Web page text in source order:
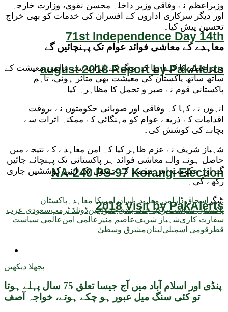
71st Independence Day 14th
august 2018 Report by PakAlerts
NA-240 PS-97 Korangi Election
2018 Visit by PakAlerts
وزیراعظم نے وفاقی وزیر داخلہ محسن نقوی، وزارت خارجہ
اور دیگر سرکاری اداروں کے افسران کی خدمات کو بھی خراج
تحسین پیش کیا۔
معاہدے کے معاشی فوائد عوام تک پہنچائیں گے
وزیراعظم کا کہنا تھا کہ جنگ کے اثرات سے عالمی معیشت کے
ساتھ ساتھ پاکستان کی معیشت بھی متاثر ہوئی، تاہم
پاکستانی قوم نے صبر و تحمل کا مظاہرہ کیا۔
انہوں نے کہا کہ وفاقی اور صوبائی حکومتوں نے بروقت
اقدامات کے ذریعے عوام کو مہنگائی کے ممکنہ اثرات سے
بچانے کی کوشش کی۔
شہباز شریف نے عزم ظاہر کیا کہ امن معاہدے کے نتیجے میں
حاصل ہونے والے معاشی فوائد ہر پاکستانی تک پہنچائے جائیں
گے اور حکومت اس مقصد کے حصول تک اپنی کوششیں جاری
رکھے گی۔
ٹیگز: اسحاق ڈارامن معاہدہایران امریکا معاہدہ پاکستان
پاکستان سیاستترکیہجنگ بندیجنیواچینڈونلڈ ٹرمپسعودی عرب
سفارت کاریشہباز شریفعاصم منیر عالمی امنعالمی سیاست
قطر قومی اسمبلیلبنانمشرق وسطیٰ
پچھلا دیکھیں
پنڈی اور اسلام آباد میں آج جیسا تعلق 75 سال پہلے ہوتا
تو کئی سنگ میل عبور ہو چکے ہوتے، خواجہ آصف